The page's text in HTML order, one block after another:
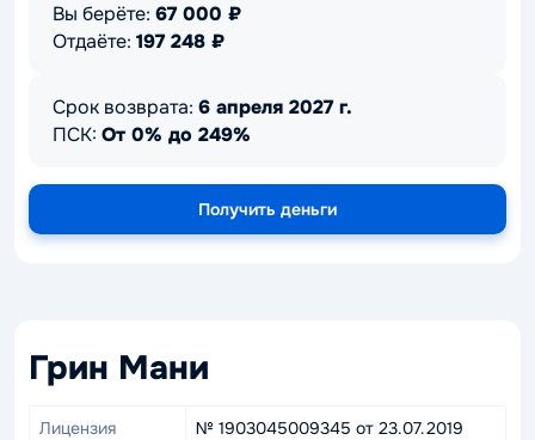
Вы берёте: 67 000 ₽
Отдаёте: 197 248 ₽
Срок возврата: 6 апреля 2027 г.
ПСК: От 0% до 249%
Получить деньги
Грин Мани
Лицензия № 1903045009345 от 23.07.2019